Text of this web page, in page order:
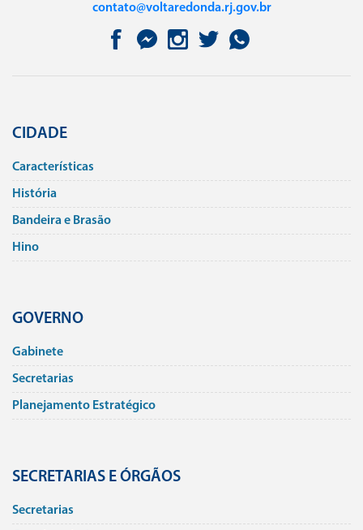
contato@voltaredonda.rj.gov.br
CIDADE
Caracterí­sticas
História
Bandeira e Brasão
Hino
GOVERNO
Gabinete
Secretarias
Planejamento Estratégico
SECRETARIAS E ÓRGÃOS
Secretarias